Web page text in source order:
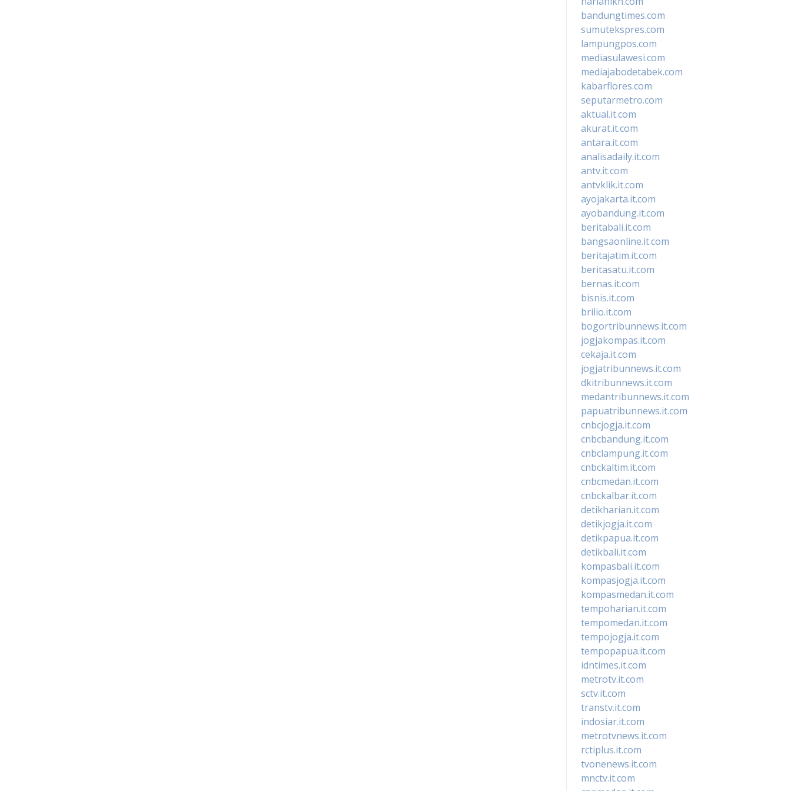
bandungtimes.com
sumutekspres.com
lampungpos.com
mediasulawesi.com
mediajabodetabek.com
kabarflores.com
seputarmetro.com
aktual.it.com
akurat.it.com
antara.it.com
analisadaily.it.com
antv.it.com
antvklik.it.com
ayojakarta.it.com
ayobandung.it.com
beritabali.it.com
bangsaonline.it.com
beritajatim.it.com
beritasatu.it.com
bernas.it.com
bisnis.it.com
brilio.it.com
bogortribunnews.it.com
jogjakompas.it.com
cekaja.it.com
jogjatribunnews.it.com
dkitribunnews.it.com
medantribunnews.it.com
papuatribunnews.it.com
cnbcjogja.it.com
cnbcbandung.it.com
cnbclampung.it.com
cnbckaltim.it.com
cnbcmedan.it.com
cnbckalbar.it.com
detikharian.it.com
detikjogja.it.com
detikpapua.it.com
detikbali.it.com
kompasbali.it.com
kompasjogja.it.com
kompasmedan.it.com
tempoharian.it.com
tempomedan.it.com
tempojogja.it.com
tempopapua.it.com
idntimes.it.com
metrotv.it.com
sctv.it.com
transtv.it.com
indosiar.it.com
metrotvnews.it.com
rctiplus.it.com
tvonenews.it.com
mnctv.it.com